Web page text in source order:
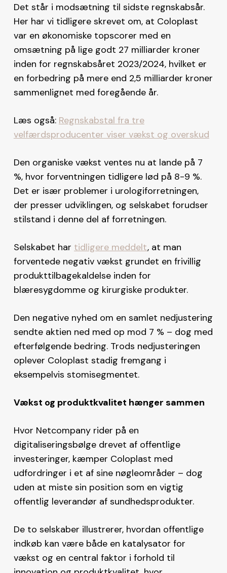
Det står i modsætning til sidste regnskabsår.
Her har vi tidligere skrevet om, at Coloplast
var en økonomiske topscorer med en
omsætning på lige godt 27 milliarder kroner
inden for regnskabsåret 2023/2024, hvilket er
en forbedring på mere end 2,5 milliarder kroner
sammenlignet med foregående år.
Læs også: Regnskabstal fra tre
velfærdsproducenter viser vækst og overskud
Den organiske vækst ventes nu at lande på 7
%, hvor forventningen tidligere lød på 8-9 %.
Det er især problemer i urologiforretningen,
der presser udviklingen, og selskabet forudser
stilstand i denne del af forretningen.
Selskabet har tidligere meddelt, at man
forventede negativ vækst grundet en frivillig
produkttilbagekaldelse inden for
blæresygdomme og kirurgiske produkter.
Den negative nyhed om en samlet nedjustering
sendte aktien ned med op mod 7 % – dog med
efterfølgende bedring. Trods nedjusteringen
oplever Coloplast stadig fremgang i
eksempelvis stomisegmentet.
Vækst og produktkvalitet hænger sammen
Hvor Netcompany rider på en
digitaliseringsbølge drevet af offentlige
investeringer, kæmper Coloplast med
udfordringer i et af sine nøgleområder – dog
uden at miste sin position som en vigtig
offentlig leverandør af sundhedsprodukter.
De to selskaber illustrerer, hvordan offentlige
indkøb kan være både en katalysator for
vækst og en central faktor i forhold til